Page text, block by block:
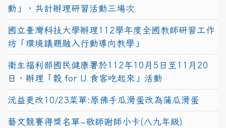
動」，共計辦理研習活動三場次
國立臺灣科技大學辦理112學年度全國教師研習工作
坊「環境議題融入行動導向教學」
衛生福利部國民健康署於112年10月5日至11月20
日，辦理「穀 for U 食客吃起來」活動
沅益更改10/23菜單:原佛手瓜滑蛋改為蒲瓜滑蛋
藝文競賽得獎名單~敬師謝師小卡(八九年級)